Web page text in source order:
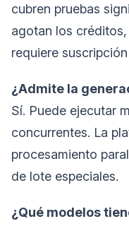
cubren pruebas
agotan los
requiere
¿Admite la
Sí. Puede ejecutar
concurrentes. La
procesamiento
de lote especiales.
¿Qué modelos